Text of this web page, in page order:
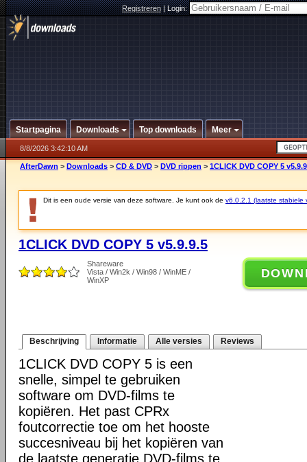
Registreren|Login:
Startpagina Downloads Top downloads Meer
8/8/2026 3:42:10 AM
AfterDawn > Downloads > CD & DVD > DVD rippen > 1CLICK DVD COPY 5
Dit is een oude versie van deze software. Je kunt ook de v6.0.2.1 (laatste stabiele
1CLICK DVD COPY 5 v5.9.9.5
Shareware
Vista / Win2k / Win98 / WinME /
WinXP
Beschrijving Informatie Alle versies Reviews
1CLICK DVD COPY 5 is een
snelle, simpel te gebruiken
software om DVD-films te
kopiëren. Het past CPRx
foutcorrectie toe om het hooste
succesniveau bij het kopiëren van
de laatste generatie DVD-films te